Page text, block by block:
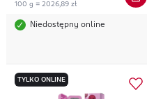
100 g = 2026,89 zł
Niedostępny online
TYLKO ONLINE